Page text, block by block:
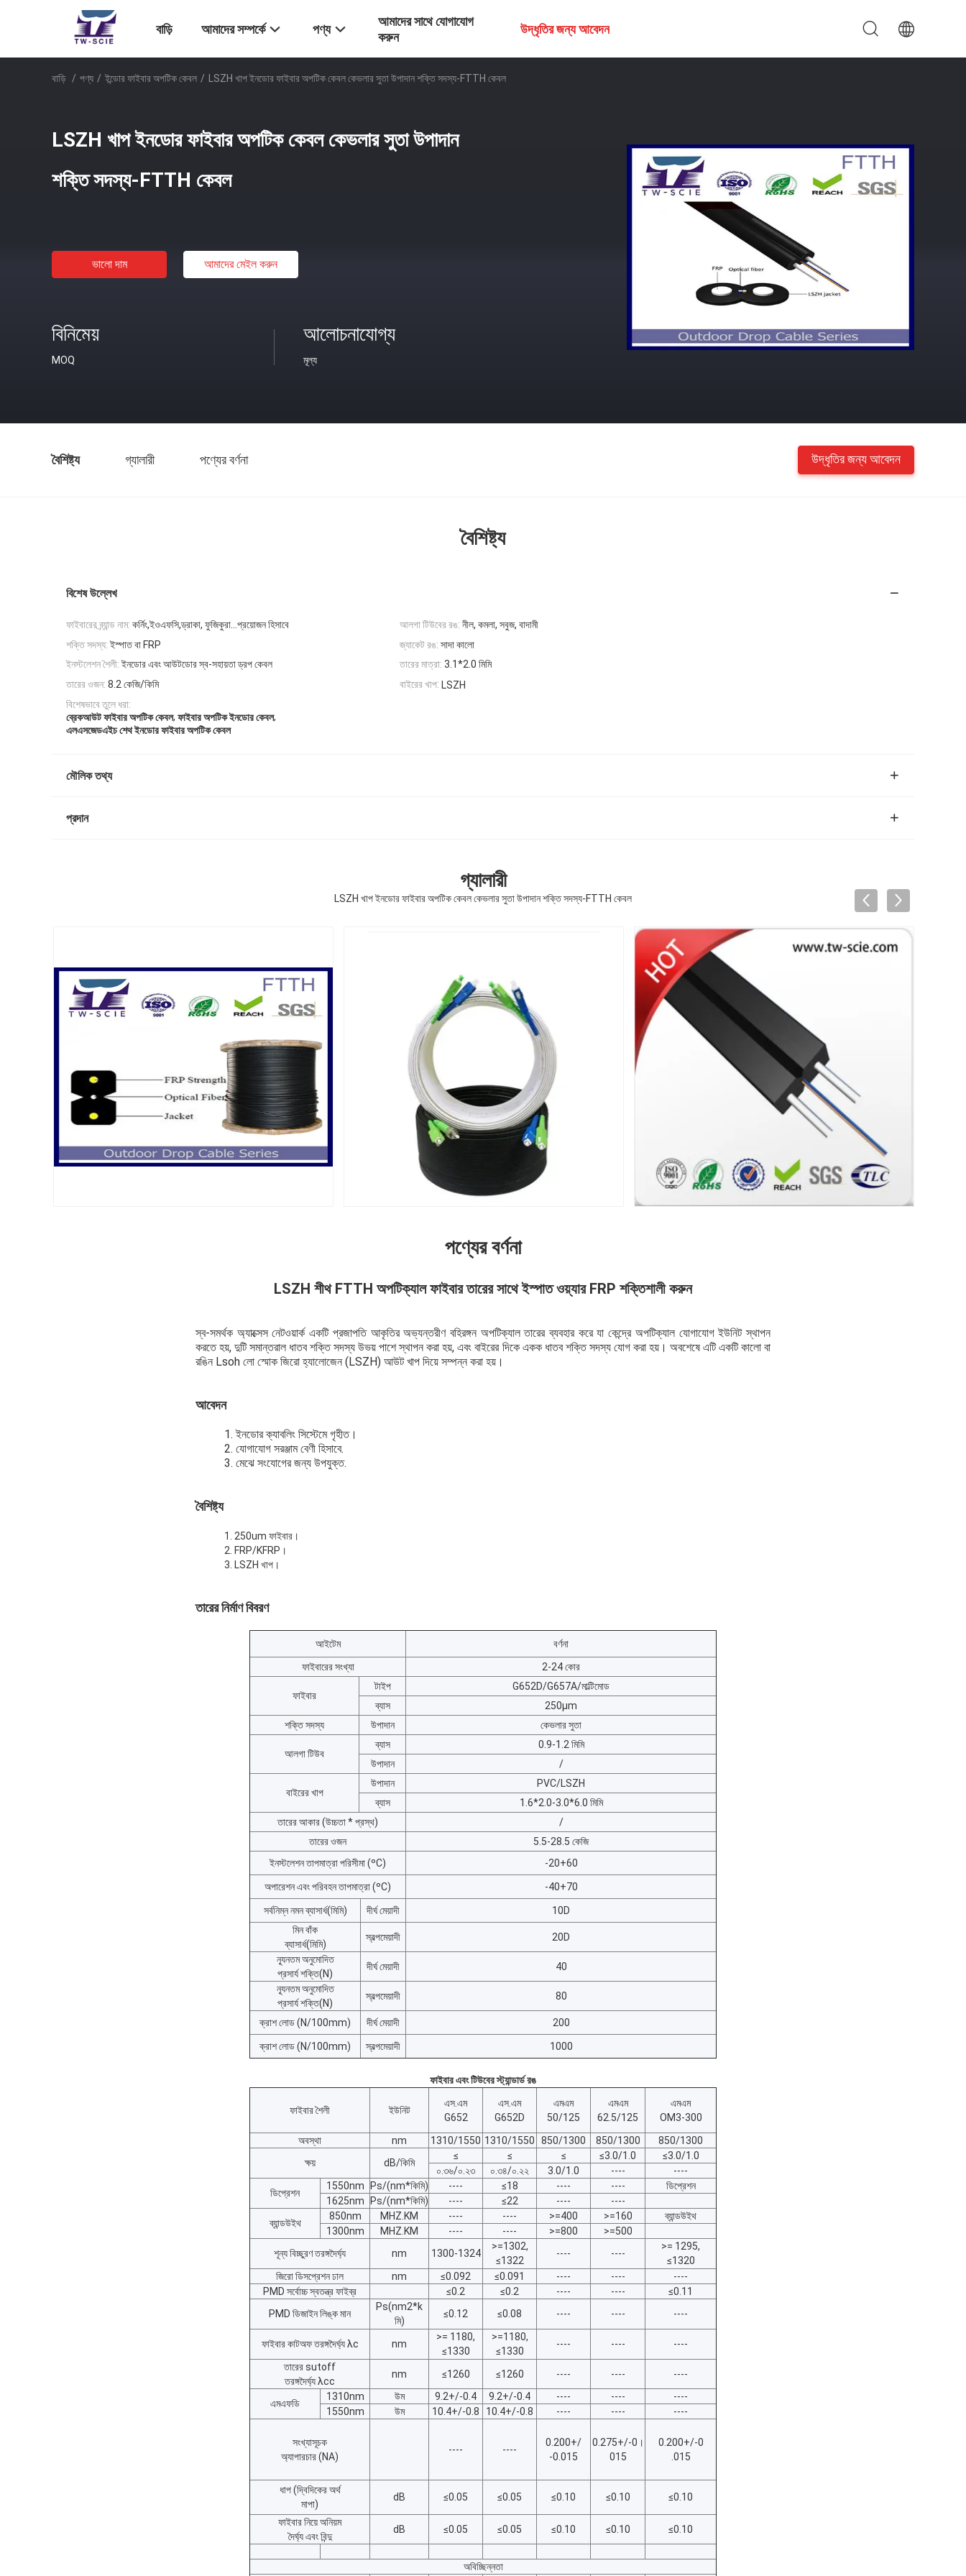
বাড়ি আমাদের সম্পর্কে পণ্য
আমাদের সাথে যোগাযোগ
করুন
উদ্ধৃতির জন্য আবেদন
বাড়ি / পণ্য / ইন্ডোর ফাইবার অপটিক কেবল / LSZH খাপ ইনডোর ফাইবার অপটিক কেবল কেভলার সুতা উপাদান শক্তি সদস্য-FTTH কেবল
LSZH খাপ ইনডোর ফাইবার অপটিক কেবল কেভলার সুতা উপাদান
শক্তি সদস্য-FTTH কেবল
ভালো দাম আমাদের মেইল ​​করুন
বিনিমেয়
MOQ
আলোচনাযোগ্য
মূল্য
বৈশিষ্ট্য গ্যালারী পণ্যের বর্ণনা উদ্ধৃতির জন্য আবেদন
বৈশিষ্ট্য
বিশেষ উল্লেখ
ফাইবারের ব্র্যান্ড নাম: কর্নিং,ইওএফসি,ড্রাকা, ফুজিকুরা...প্রয়োজন হিসাবে আলগা টিউবের রঙ: নীল, কমলা, সবুজ, বাদামী
শক্তি সদস্য: ইস্পাত বা FRP জ্যাকেট রঙ: সাদা কালো
ইনস্টলেশন শৈলী: ইনডোর এবং আউটডোর স্ব-সহায়তা ড্রপ কেবল তারের মাত্রা: 3.1*2.0 মিমি
তারের ওজন: 8.2 কেজি/কিমি বাইরের খাপ: LSZH
বিশেষভাবে তুলে ধরা:
ব্রেকআউট ফাইবার অপটিক কেবল, ফাইবার অপটিক ইনডোর কেবল,
এলএসজেডএইচ শেথ ইনডোর ফাইবার অপটিক কেবল
মৌলিক তথ্য
প্রদান
গ্যালারী
LSZH খাপ ইনডোর ফাইবার অপটিক কেবল কেভলার সুতা উপাদান শক্তি সদস্য-FTTH কেবল
পণ্যের বর্ণনা
LSZH শীথ FTTH অপটিক্যাল ফাইবার তারের সাথে ইস্পাত ওয়্যার FRP শক্তিশালী করুন
স্ব-সমর্থক অ্যাক্সেস নেটওয়ার্ক একটি প্রজাপতি আকৃতির অভ্যন্তরীণ বহিরঙ্গন অপটিক্যাল তারের ব্যবহার করে যা কেন্দ্রে অপটিক্যাল যোগাযোগ ইউনিট স্থাপন
করতে হয়, দুটি সমান্তরাল ধাতব শক্তি সদস্য উভয় পাশে স্থাপন করা হয়, এবং বাইরের দিকে একক ধাতব শক্তি সদস্য যোগ করা হয়। অবশেষে এটি একটি কালো বা
রঙিন Lsoh লো স্মোক জিরো হ্যালোজেন (LSZH) আউট খাপ দিয়ে সম্পন্ন করা হয়।
আবেদন
1. ইনডোর ক্যাবলিং সিস্টেমে গৃহীত।
2. যোগাযোগ সরঞ্জাম বেণী হিসাবে.
3. মেঝে সংযোগের জন্য উপযুক্ত.
বৈশিষ্ট্য
1. 250um ফাইবার।
2. FRP/KFRP।
3. LSZH খাপ।
তারের নির্মাণ বিবরণ
আইটেম
বর্ণনা
ফাইবারের সংখ্যা
2-24 কোর
ফাইবার
টাইপ
G652D/G657A/মাল্টিমোড
ব্যাস
250µm
শক্তি সদস্য
উপাদান কেভলার সুতা
আলগা টিউব
ব্যাস
0.9-1.2 মিমি
উপাদান
/
বাইরের খাপ
উপাদান
PVC/LSZH
ব্যাস
1.6*2.0-3.0*6.0 মিমি
তারের আকার (উচ্চতা * প্রস্থ)
/
তারের ওজন
5.5-28.5 কেজি
ইনস্টলেশন তাপমাত্রা পরিসীমা (ºC)
-20+60
অপারেশন এবং পরিবহন তাপমাত্রা (ºC) -40+70
সর্বনিম্ন নমন ব্যাসার্ধ(মিমি) দীর্ঘ মেয়াদী
10D
মিন বাঁক
ব্যাসার্ধ(মিমি)
স্বল্পমেয়াদী
20D
ন্যূনতম অনুমোদিত
প্রসার্য শক্তি(N)
দীর্ঘ মেয়াদী
40
ন্যূনতম অনুমোদিত
প্রসার্য শক্তি(N)
স্বল্পমেয়াদী 80
ক্রাশ লোড (N/100mm) দীর্ঘ মেয়াদী 200
ক্রাশ লোড (N/100mm) স্বল্পমেয়াদী 1000
ফাইবার এবং টিউবের স্ট্যান্ডার্ড রঙ
ফাইবার শৈলী ইউনিট
এস.এম
G652
এস.এম
G652D
এমএম
50/125
এমএম
62.5/125
এমএম
OM3-300
অবস্থা
nm 1310/1550 1310/1550 850/1300 850/1300
850/1300
ক্ষয়
dB/কিমি
≤ ≤ ≤ ≤3.0/1.0
≤3.0/1.0
০.৩৬/০.২৩
০.৩৪/০.২২ 3.0/1.0 ----
----
ডিপ্রেশন
1550nm Ps/(nm*কিমি) ---- ≤18 ---- ----
ডিপ্রেশন
1625nm Ps/(nm*কিমি) ---- ≤22 ----
----
ব্যান্ডউইথ
850nm MHZ.KM ---- ---- >=400 >=160
ব্যান্ডউইথ
1300nm
MHZ.KM ---- ---- >=800
>=500
শূন্য বিচ্ছুরণ তরঙ্গদৈর্ঘ্য
nm 1300-1324
>=1302,
≤1322
---- ----
>= 1295,
≤1320
জিরো ডিসপ্রেশন ঢাল
nm ≤0.092 ≤0.091 ---- ----
----
PMD সর্বোচ্চ স্বতন্ত্র ফাইব্র
≤0.2 ≤0.2 ---- ----
≤0.11
PMD ডিজাইন লিঙ্ক মান
Ps(nm2*k
মি)
≤0.12 ≤0.08 ---- ---- ----
ফাইবার কাটঅফ তরঙ্গদৈর্ঘ্য λc nm
>= 1180,
≤1330
>=1180,
≤1330
---- ----
----
তারের sutoff
তরঙ্গদৈর্ঘ্য λcc
nm ≤1260 ≤1260 ---- ---- ----
এমএফডি
1310nm উম 9.2+/-0.4 9.2+/-0.4 ---- ----
----
1550nm
উম 10.4+/-0.8 10.4+/-0.8 ---- ---- ----
সংখ্যাসূচক
অ্যাপারচার (NA)
---- ----
0.200+/
-0.015
0.275+/-0।
015
0.200+/-0
.015
ধাপ (দ্বিদিকের অর্থ
মাপা)
dB ≤0.05 ≤0.05 ≤0.10 ≤0.10 ≤0.10
ফাইবার নিয়ে অনিয়ম
দৈর্ঘ্য এবং বিন্দু
dB ≤0.05 ≤0.05 ≤0.10 ≤0.10 ≤0.10
অবিচ্ছিন্নতা